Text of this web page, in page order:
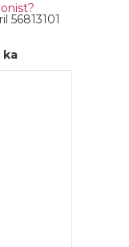
56813101
ka